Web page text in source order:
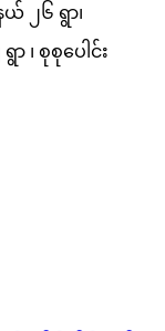
၂၆ ရွာ၊
၊ စုစုပေါင်း